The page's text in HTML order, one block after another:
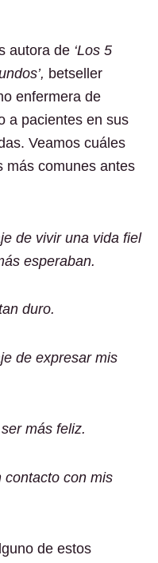
autora de ‘Los 5
betseller
enfermera de
a pacientes en sus
Veamos cuáles
más comunes antes
de vivir una vida fiel
esperaban.
duro.
de expresar mis
más feliz.
contacto con mis
de estos